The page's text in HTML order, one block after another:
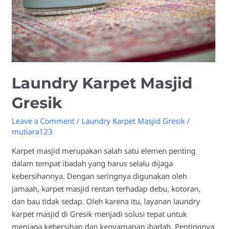
Laundry Karpet Masjid
Gresik
Leave a Comment / Laundry Karpet Masjid Gresik /
mutiara123
Karpet masjid merupakan salah satu elemen penting
dalam tempat ibadah yang harus selalu dijaga
kebersihannya. Dengan seringnya digunakan oleh
jamaah, karpet masjid rentan terhadap debu, kotoran,
dan bau tidak sedap. Oleh karena itu, layanan laundry
karpet masjid di Gresik menjadi solusi tepat untuk
menjaga kebersihan dan kenyamanan ibadah. Pentingnya